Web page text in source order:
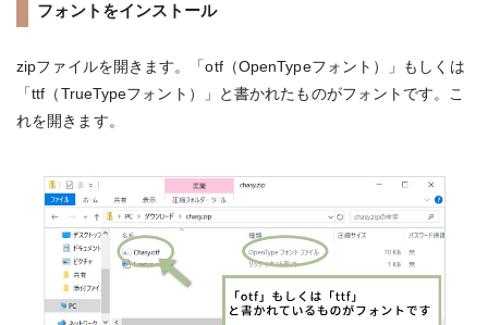
フォントをインストール
zipファイルを開きます。「otf（OpenTypeフォント）」もしくは
「ttf（TrueTypeフォント）」と書かれたものがフォントです。こ
れを開きます。